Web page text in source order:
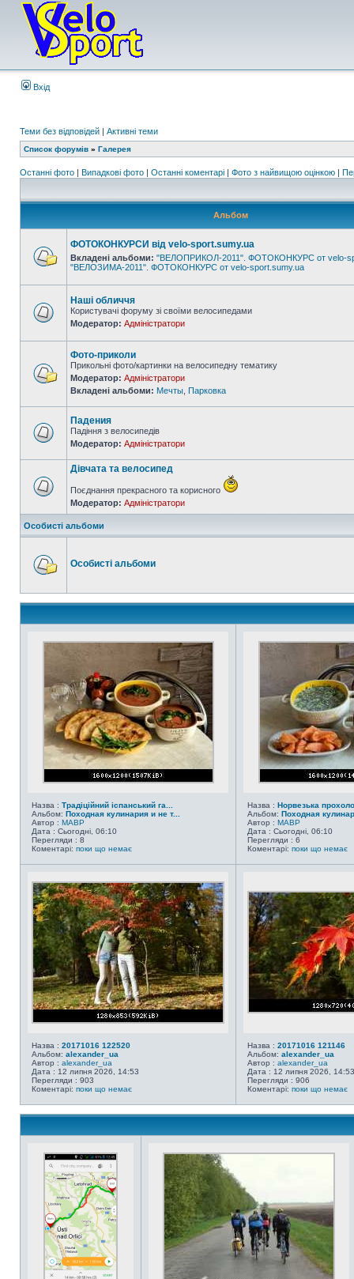
Вхід
Теми без відповідей | Активні теми
Список форумів » Галерея
Останні фото | Випадкові фото | Останні коментарі | Фото з найвищою оцінкою |
Альбом
ФОТОКОНКУРСИ від velo-sport.sumy.ua
Вкладені альбоми: "ВЕЛОПРИКОЛ-2011". ФОТОКОНКУРС от velo-
"ВЕЛОЗИМА-2011". ФОТОКОНКУРС от velo-sport.sumy.ua
Наші обличчя
Користувачі форуму зі своїми велосипедами
Модератор: Адміністратори
Фото-приколи
Прикольні фото/картинки на велосипедну тематику
Модератор: Адміністратори
Вкладені альбоми: Мечты Парковка
Падения
Падіння з велосипедів
Модератор: Адміністратори
Дівчата та велосипед
Поєднання прекрасного та корисного
Модератор: Адміністратори
Особисті альбоми
Особисті альбоми
Назва : Традіційний іспанський га...
Альбом: Походная кулинария и не т...
Автор : MABP
Дата : Сьогодні, 06:10
Перегляди : 8
Коментарі: поки що немає
Назва : Норвезька
Альбом: Походная
Автор : MABP
Дата : Сьогодні, 06:10
Перегляди : 6
Коментарі: поки що немає
Назва : 20171016 122520
Альбом: alexander_ua
Автор : alexander_ua
Дата : 12 липня 2026, 14:53
Перегляди : 903
Коментарі: поки що немає
Назва : 20171016 121146
Альбом: alexander_ua
Автор : alexander_ua
Дата : 12 липня 2026, 14:53
Перегляди : 906
Коментарі: поки що немає